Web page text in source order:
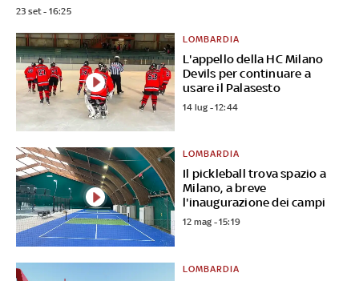
23 set - 16:25
L'appello della HC Milano
Devils per continuare a
usare il Palasesto
LOMBARDIA
14 lug - 12:44
Il pickleball trova spazio a
Milano, a breve
l'inaugurazione dei campi
LOMBARDIA
12 mag - 15:19
LOMBARDIA